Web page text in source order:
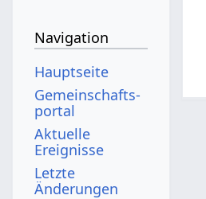
Navigation
Hauptseite
Gemeinschafts­
portal
Aktuelle
Ereignisse
Letzte
Änderungen